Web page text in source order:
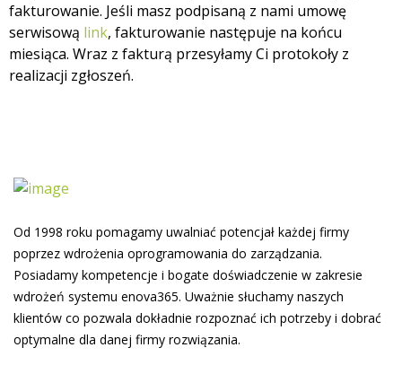
fakturowanie. Jeśli masz podpisaną z nami umowę
serwisową link, fakturowanie następuje na końcu
miesiąca. Wraz z fakturą przesyłamy Ci protokoły z
realizacji zgłoszeń.
Od 1998 roku pomagamy uwalniać potencjał każdej firmy
poprzez wdrożenia oprogramowania do zarządzania.
Posiadamy kompetencje i bogate doświadczenie w zakresie
wdrożeń systemu enova365. Uważnie słuchamy naszych
klientów co pozwala dokładnie rozpoznać ich potrzeby i dobrać
optymalne dla danej firmy rozwiązania.